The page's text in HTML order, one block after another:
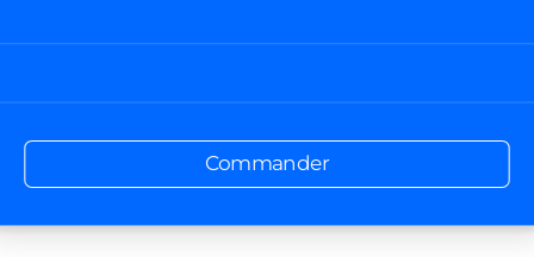
Commander